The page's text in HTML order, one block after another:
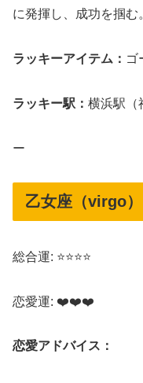
に発揮し、成功を掴む
ラッキーアイテム： ゴ
ラッキー駅： 横浜駅（
ー
乙女座（virgo）
総合運: ⭐⭐⭐⭐
恋愛運: ❤️❤️❤️
恋愛アドバイス：